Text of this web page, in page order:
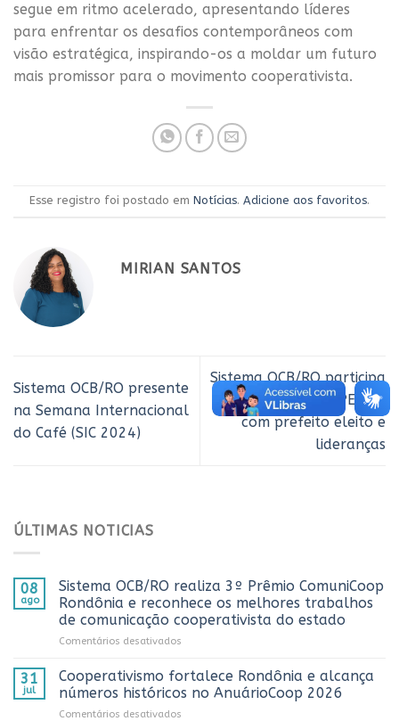
segue em ritmo acelerado, apresentando líderes
para enfrentar os desafios contemporâneos com
visão estratégica, inspirando-os a moldar um futuro
mais promissor para o movimento cooperativista.
Esse registro foi postado em Notícias. Adicione aos favoritos.
MIRIAN SANTOS
Sistema OCB/RO presente
na Semana Internacional
do Café (SIC 2024)
Sistema OCB/RO participa
de reunião na FAPERON
com prefeito eleito e
lideranças
ÚLTIMAS NOTICIAS
08
ago
Sistema OCB/RO realiza 3º Prêmio ComuniCoop
Rondônia e reconhece os melhores trabalhos
de comunicação cooperativista do estado
Comentários desativados
OCB/RO
3º
31
jul
Cooperativismo fortalece Rondônia e alcança
números históricos no AnuárioCoop 2026
Comentários desativados